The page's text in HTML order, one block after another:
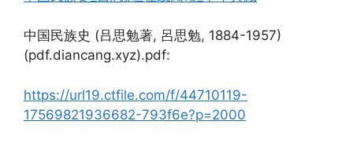
中国民族史 (吕思勉著, 呂思勉, 1884-1957)
(pdf.diancang.xyz).pdf:
https://url19.ctfile.com/f/44710119-
17569821936682-793f6e?p=2000